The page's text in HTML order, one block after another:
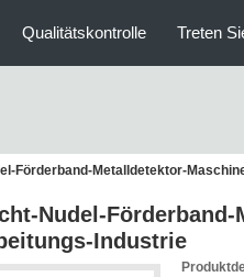
Qualitätskontrolle Treten
Förderband-Metalldetektor-
Nudel-
Industrie